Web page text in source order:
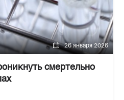
26 января 2026
смертельно